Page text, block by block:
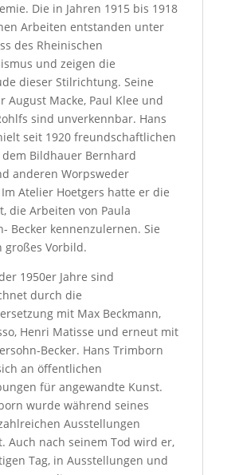
Die in Jahren 1915 bis 1918
Arbeiten entstanden unter
des Rheinischen
und zeigen die
dieser Stilrichtung. Seine
August Macke, Paul Klee und
sind unverkennbar. Hans
seit 1920 freundschaftlichen
dem Bildhauer Bernhard
anderen Worpsweder
Atelier Hoetgers hatte er die
die Arbeiten von Paula
Becker kennenzulernen. Sie
großes Vorbild.
1950er Jahre sind
durch die
mit Max Beckmann,
Henri Matisse und erneut mit
Becker. Hans Trimborn
an öffentlichen
für angewandte Kunst.
wurde während seines
Ausstellungen
Auch nach seinem Tod wird er,
Tag, in Ausstellungen und